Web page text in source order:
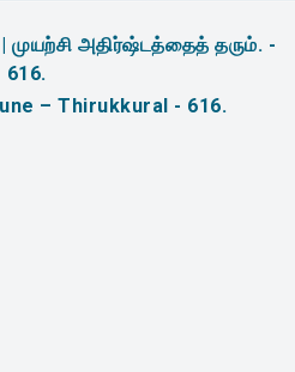
| முயற்சி அதிர்ஷ்டத்தைத் தரும். -
616.
– Thirukkural - 616.